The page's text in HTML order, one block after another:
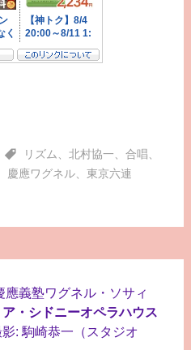
リズム 北村協一 合唱
慶應ワグネル、 東京六連
義塾ワグネル・ソサィ
・シドニーオペラハウス
: 駒崎恭一（スタジオ